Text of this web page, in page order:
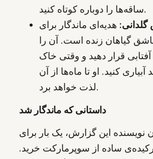
ساقه‌ها را دوباره کوتاه کنید.
هدیه‌ای ماندگار برای
گیاهان زنده است. آن را
آفتابی قرار دهید و وقتی خاک
کنید. او تا ماه‌ها از آن
لذت خواهد برد.
داستانی که ماندگار شد
نویسنده این گزارش، یک بار برای
ساده از سوپرمارکت خرید.